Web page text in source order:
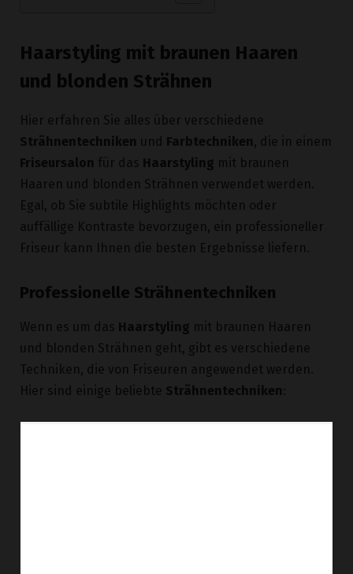
Haarstyling mit braunen Haaren
und blonden Strähnen
Hier erfahren Sie alles über verschiedene
Strähnentechniken und Farbtechniken , die in einem
Friseursalon für das Haarstyling mit braunen
Haaren und blonden Strähnen verwendet werden.
Egal, ob Sie subtile Highlights möchten oder
auffällige Kontraste bevorzugen, ein professioneller
Friseur kann Ihnen die besten Ergebnisse liefern.
Professionelle Strähnentechniken
Wenn es um das Haarstyling mit braunen Haaren
und blonden Strähnen geht, gibt es verschiedene
Techniken, die von Friseuren angewendet werden.
Hier sind einige beliebte Strähnentechniken